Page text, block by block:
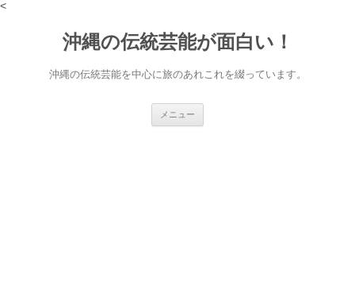
<
沖縄の伝統芸能が面白い！
沖縄の伝統芸能を中心に旅のあれこれを綴っています。
メニュー